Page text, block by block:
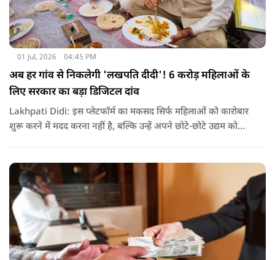
01 Jul, 2026 04:45 PM
अब हर गांव से निकलेगी 'लखपति दीदी'! 6 करोड़ महिलाओं के
लिए सरकार का बड़ा डिजिटल दांव
Lakhpati Didi: इस प्लेटफॉर्म का मकसद सिर्फ महिलाओं को कारोबार
शुरू करने में मदद करना नहीं है, बल्कि उन्हें अपने छोटे-छोटे उद्यम को